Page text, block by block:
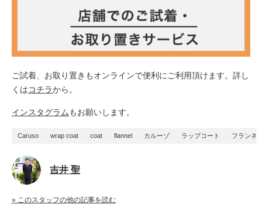
ご試着、お取り置きもオンラインで便利に ご利用頂けます。詳し
くはコチラから。
インスタグラム もお願いします。
Caruso wrap coat coat flannel カルーゾ ラップコート フランネ
吉井 聖
» このスタッフの他の記事を読む